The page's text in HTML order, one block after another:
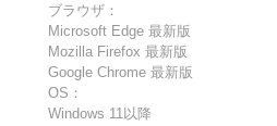
ブラウザ：
Microsoft Edge 最新版
Mozilla Firefox 最新版
Google Chrome 最新版
OS：
Windows 11以降